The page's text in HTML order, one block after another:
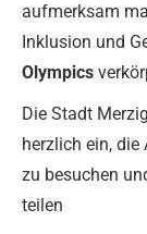
aufmerksam
Inklusion und
Olympics
Die Stadt
herzlich ein,
zu besuchen
teilen